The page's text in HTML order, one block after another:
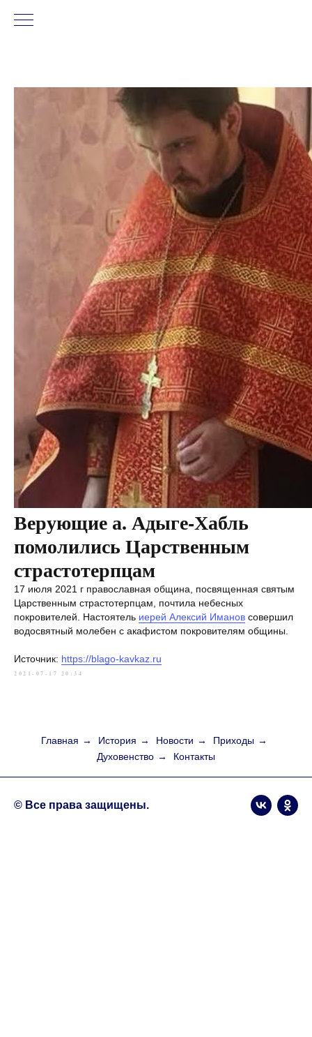
Верующие а. Адыге-Хабль
помолились Царственным
страстотерпцам
17 июля 2021 г православная община, посвященная святым
Царственным страстотерпцам, почтила небесных
покровителей. Настоятель иерей Алексий Иманов совершил
водосвятный молебен с акафистом покровителям общины.
Источник: https://blago-kavkaz.ru
2021-07-17 20:34
Главная → История → Новости → Приходы →
Духовенство → Контакты
© Все права защищены.